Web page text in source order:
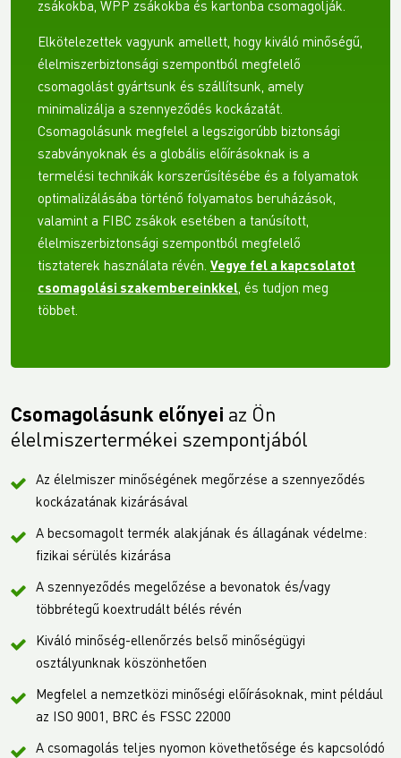
zsákokba, WPP zsákokba és kartonba csomagolják.
Elkötelezettek vagyunk amellett, hogy kiváló minőségű,
élelmiszerbiztonsági szempontból megfelelő
csomagolást gyártsunk és szállítsunk, amely
minimalizálja a szennyeződés kockázatát.
Csomagolásunk megfelel a legszigorúbb biztonsági
szabványoknak és a globális előírásoknak is a
termelési technikák korszerűsítésébe és a folyamatok
optimalizálásába történő folyamatos beruházások,
valamint a FIBC zsákok esetében a tanúsított,
élelmiszerbiztonsági szempontból megfelelő
tisztaterek használata révén. Vegye fel a kapcsolatot
csomagolási szakembereinkkel, és tudjon meg
többet.
Csomagolásunk előnyei az Ön
élelmiszertermékei szempontjából
Az élelmiszer minőségének megőrzése a szennyeződés
kockázatának kizárásával
A becsomagolt termék alakjának és állagának védelme:
fizikai sérülés kizárása
A szennyeződés megelőzése a bevonatok és/vagy
többrétegű koextrudált bélés révén
Kiváló minőség-ellenőrzés belső minőségügyi
osztályunknak köszönhetően
Megfelel a nemzetközi minőségi előírásoknak, mint például
az ISO 9001, BRC és FSSC 22000
A csomagolás teljes nyomon követhetősége és kapcsolódó